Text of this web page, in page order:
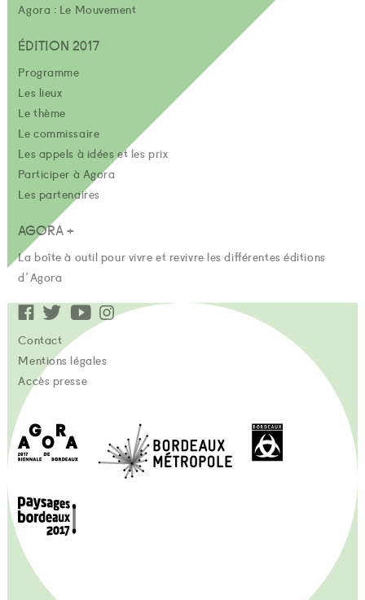
Agora : Le Mouvement
ÉDITION 2017
Programme
Les lieux
Le thème
Le commissaire
Les appels à idées et les prix
Participer à Agora
Les partenaires
AGORA +
La boîte à outil pour vivre et revivre les différentes éditions
d'Agora
Contact
Mentions légales
Accès presse